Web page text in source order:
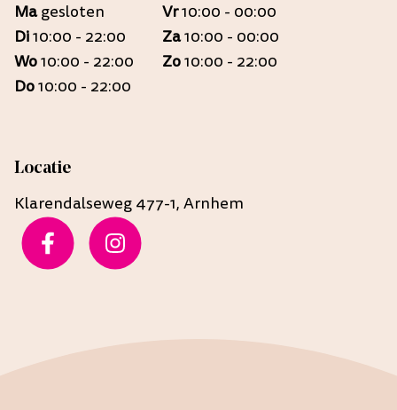
Ma gesloten
Di10:00 - 22:00
Wo10:00 - 22:00
Do10:00 - 22:00
Vr10:00 - 00:00
Za10:00 - 00:00
Zo10:00 - 22:00
Locatie
Klarendalseweg 477-1, Arnhem